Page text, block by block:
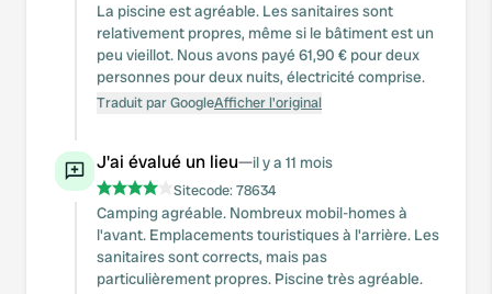
La piscine est agréable. Les sanitaires sont
relativement propres, même si le bâtiment est un
peu vieillot. Nous avons payé 61,90 € pour deux
personnes pour deux nuits, électricité comprise.
Traduit par GoogleAfficher l'original
J'ai évalué un lieu—il y a 11 mois
Sitecode:78634
Camping agréable. Nombreux mobil-homes à
l'avant. Emplacements touristiques à l'arrière. Les
sanitaires sont corrects, mais pas
particulièrement propres. Piscine très agréable.